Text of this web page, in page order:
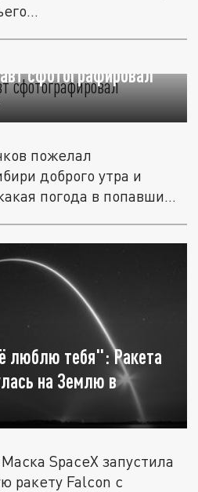
сфотографировал
пожелал
доброго утра и
погода в попавших
люблю тебя": Ракета
на Землю в
SpaceX запустила
ракету Falcon с